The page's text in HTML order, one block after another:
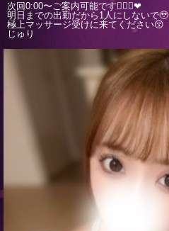
次回0:00〜ご案内可能です💁🏻‍♀️❤︎
明日までの出勤だから1人にしないで🥹
極上マッサージ受けに来てください😚
じゅり